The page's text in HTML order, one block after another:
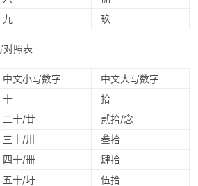
九 玖
对照表
中文小写数字
中文大写数字
十
拾
二十/廿
贰拾/念
三十/卅
叁拾
四十/卌
肆拾
五十/圩
伍拾